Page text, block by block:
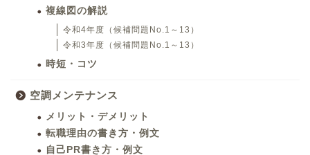
複線図の解説
令和4年度（候補問題No.1～13）
令和3年度（候補問題No.1～13）
時短・コツ
空調メンテナンス
メリット・デメリット
転職理由の書き方・例文
自己PR書き方・例文